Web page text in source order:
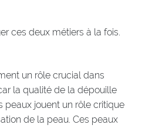
ces deux métiers à la fois.
un rôle crucial dans
la qualité de la dépouille
peaux jouent un rôle critique
de la peau. Ces peaux